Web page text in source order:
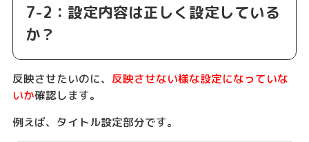
7-2：設定内容は正しく設定している
か？
反映させたいのに、 反映させない様な設定になっていな
いか確認します。
例えば、タイトル設定部分です。